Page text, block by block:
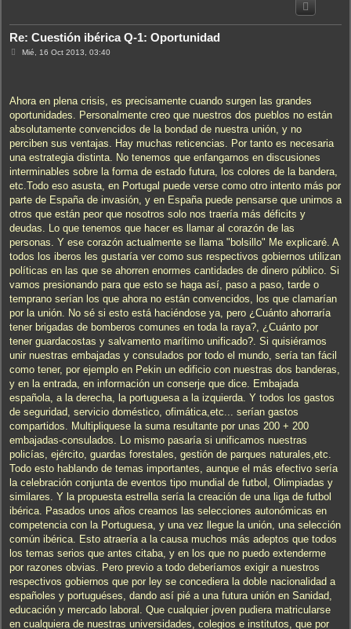
Re: Cuestión ibérica Q-1: Oportunidad
M
j
Mié, 16 Oct 2013, 03:40
Ahora en plena crisis, es precisamente cuando surgen las grandes
oportunidades. Personalmente creo que nuestros dos pueblos no están
absolutamente convencidos de la bondad de nuestra unión, y no
perciben sus ventajas. Hay muchas reticencias. Por tanto es necesaria
una estrategia distinta. No tenemos que enfangarnos en discusiones
interminables sobre la forma de estado futura, los colores de la bandera,
etc.Todo eso asusta, en Portugal puede verse como otro intento más por
parte de España de invasión, y en España puede pensarse que unirnos a
otros que están peor que nosotros solo nos traería más déficits y
deudas. Lo que tenemos que hacer es llamar al corazón de las
personas. Y ese corazón actualmente se llama "bolsillo" Me explicaré. A
todos los iberos les gustaría ver como sus respectivos gobiernos utilizan
políticas en las que se ahorren enormes cantidades de dinero público. Si
vamos presionando para que esto se haga así, paso a paso, tarde o
temprano serían los que ahora no están convencidos, los que clamarían
por la unión. No sé si esto está haciéndose ya, pero ¿Cuánto ahorraría
tener brigadas de bomberos comunes en toda la raya?, ¿Cuánto por
tener guardacostas y salvamento marítimo unificado?. Si quisiéramos
unir nuestras embajadas y consulados por todo el mundo, sería tan fácil
como tener, por ejemplo en Pekin un edificio con nuestras dos banderas,
y en la entrada, en información un conserje que dice. Embajada
española, a la derecha, la portuguesa a la izquierda. Y todos los gastos
de seguridad, servicio doméstico, ofimática,etc... serían gastos
compartidos. Multipliquese la suma resultante por unas 200 + 200
embajadas-consulados. Lo mismo pasaría si unificamos nuestras
policías, ejército, guardas forestales, gestión de parques naturales,etc.
Todo esto hablando de temas importantes, aunque el más efectivo sería
la celebración conjunta de eventos tipo mundial de futbol, Olimpiadas y
similares. Y la propuesta estrella sería la creación de una liga de futbol
ibérica. Pasados unos años creamos las selecciones autonómicas en
competencia con la Portuguesa, y una vez llegue la unión, una selección
común ibérica. Esto atraería a la causa muchos más adeptos que todos
los temas serios que antes citaba, y en los que no puedo extenderme
por razones obvias. Pero previo a todo deberíamos exigir a nuestros
respectivos gobiernos que por ley se concediera la doble nacionalidad a
españoles y portuguéses, dando así pié a una futura unión en Sanidad,
educación y mercado laboral. Que cualquier joven pudiera matricularse
en cualquiera de nuestras universidades, colegios e institutos, que por